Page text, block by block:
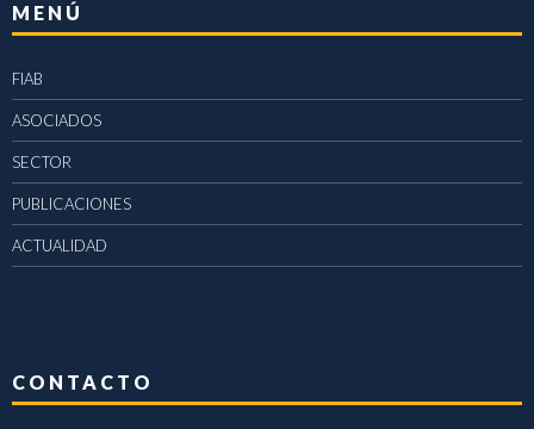
MENÚ
FIAB
ASOCIADOS
SECTOR
PUBLICACIONES
ACTUALIDAD
CONTACTO